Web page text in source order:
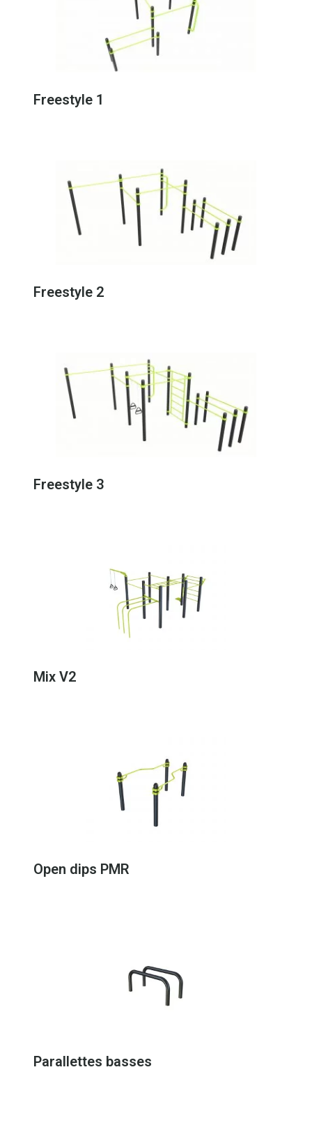
Freestyle 1
Freestyle 2
Freestyle 3
Mix V2
Open dips PMR
Parallettes basses